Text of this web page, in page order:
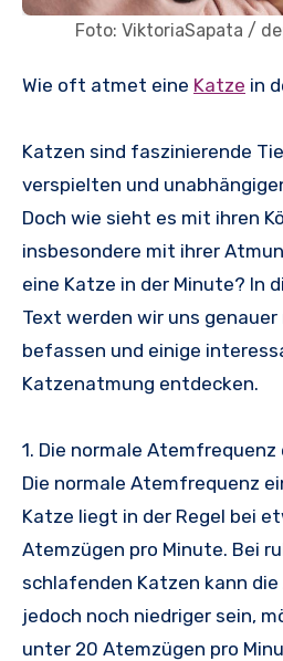
Foto: ViktoriaSapata /
Wie oft atmet eine Katze in
Katzen sind faszinierende
verspielten und
Doch wie sieht es mit ihren
insbesondere mit ihrer
eine Katze in der Minute? In
Text werden wir uns
befassen und einige
Katzenatmung entdecken.
1. Die normale Atemfrequenz
Die normale Atemfrequenz
Katze liegt in der Regel bei
Atemzügen pro Minute. Bei
schlafenden Katzen kann
jedoch noch niedriger sein,
unter 20 Atemzügen pro